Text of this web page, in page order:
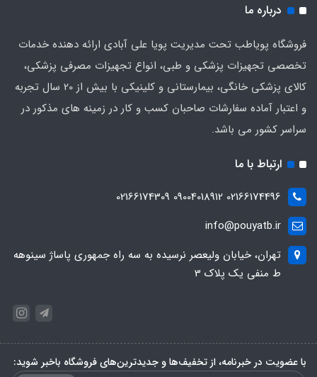
درباره ما
فروشگاه پویاطب تحت مدیریت پویا علی آبادی ارائه دهنده خدمات
تخصصی تجهیزات پزشکی و طبی، انواع تجهیزات مصرفی پزشکی،
کالای پزشکی خانگی، بیمارستانی و کلینیکی با بیش از 20 سال تجربه
و اعتبار آماده سفارشات صاحبان کسب و کار در زمینه های مذکور در
سراسر کشور می باشد.
ارتباط با ما
02166174496 09004018912 02166174309
info@pouyatb.ir
تهران، خیابان ولیعصر نرسیده به سه راه جمهوری پاساژ سینوهه
ط منفی یک پلاک 3
با عضویت در خبرنامه، از تخفیف‌ها و جدیدترین‌های فروشگاه باخبر شوید: